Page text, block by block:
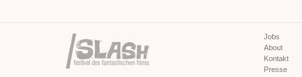
Jobs
About
Kontakt
Presse